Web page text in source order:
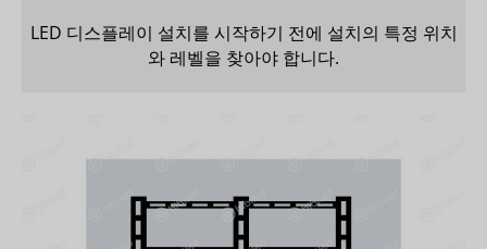
LED 디스플레이 설치를 시작하기 전에 설치의 특정 위치
와 레벨을 찾아야 합니다.